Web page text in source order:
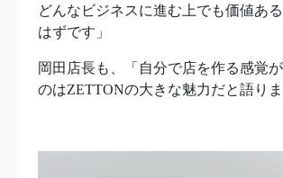
どんなビジネスに進む上でも価値あ
はずです」
岡田店長も、「自分で店を作る感覚が
のはZETTONの大きな魅力だと語りま